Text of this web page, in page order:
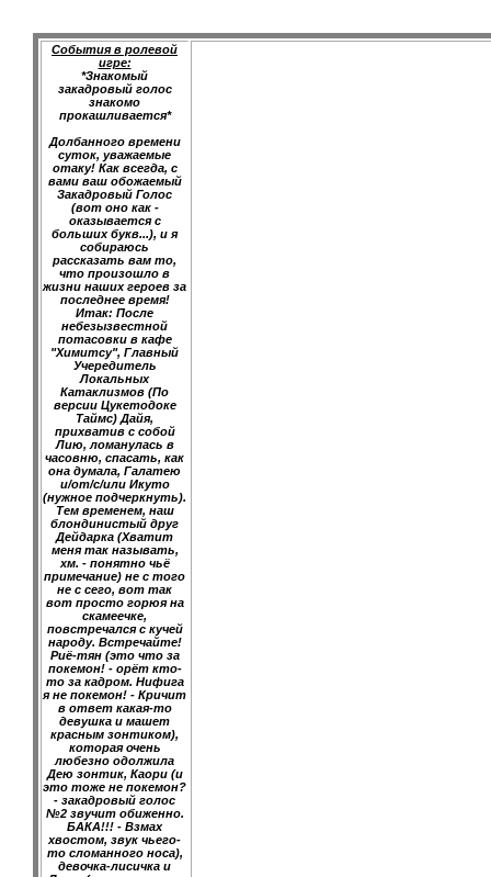
События в ролевой
игре:
*Знакомый
закадровый голос
знакомо
прокашливается*
Долбанного времени
суток, уважаемые
отаку! Как всегда, с
вами ваш обожаемый
Закадровый Голос
(вот оно как -
оказывается с
больших букв...), и я
собираюсь
рассказать вам то,
что произошло в
жизни наших героев за
последнее время!
Итак: После
небезызвестной
потасовки в кафе
"Химитсу", Главный
Учередитель
Локальных
Катаклизмов (По
версии Цукетодоке
Таймс) Дайя,
прихватив с собой
Лию, ломанулась в
часовню, спасать, как
она думала, Галатею
и/от/с/или Икуто
(нужное подчеркнуть).
Тем временем, наш
блондинистый друг
Дейдарка (Хватит
меня так называть,
хм. - понятно чьё
примечание) не с того
не с сего, вот так
вот просто горюя на
скамеечке,
повстречался с кучей
народу. Встречайте!
Риё-тян (это что за
покемон! - орёт кто-
то за кадром. Нифига
я не покемон! - Кричит
в ответ какая-то
девушка и машет
красным зонтиком),
которая очень
любезно одолжила
Дею зонтик, Каори (и
это тоже не покемон?
- закадровый голос
№2 звучит обиженно.
БАКА!!! - Взмах
хвостом, звук чьего-
то сломанного носа),
девочка-лисичка и